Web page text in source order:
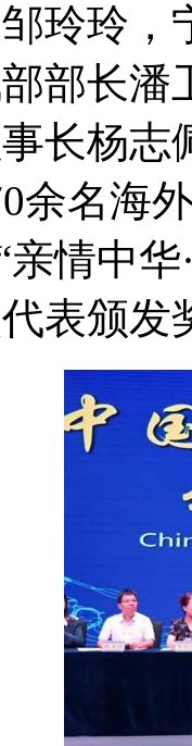
玲玲，
部长
长杨志
余名海
中华·
表颁发